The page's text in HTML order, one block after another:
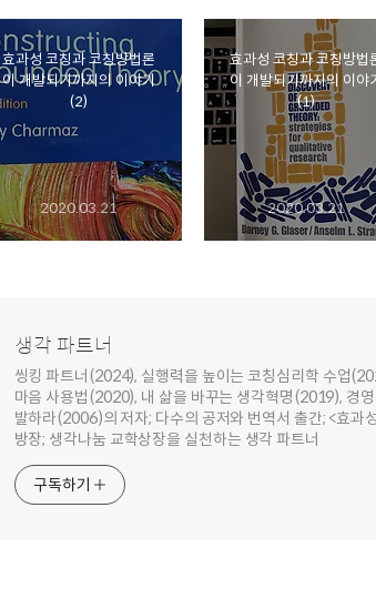
효과성 코칭과 코칭방법론
이 개발되기까지의 이야기
(2)
2020.03.21
효과성 코칭과 코칭방법
이 개발되기까지의 이야
(1)
2020.03.21
생각 파트너
씽킹 파트너(2024), 실행력을 높이는 코칭심리학 수업
마음 사용법(2020), 내 삶을 바꾸는 생각혁명(2019), 경
발하라(2006)의 저자; 다수의 공저와 번역서 출간; <효과
방장; 생각나눔 교학상장을 실천하는 생각 파트너
구독하기